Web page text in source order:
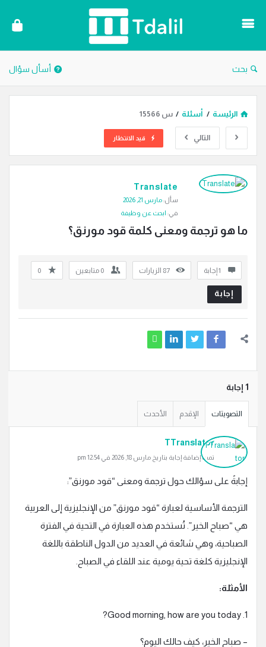
الترجمة
بحث أسأل سؤال
الرئيسة / أسئلة / س 15566
التالي قيد الانتظار
دليل
الترجمة
أسئلة
Translate
سأل:مارس 21, 2026
في: ابحث عن وظيفة
ما هو ترجمة ومعنى كلمة قود مورنق؟
‫1 إجابة 87 الزيارات 0 متابعين 0
إجابة
‫1 إجابة
التصويتات الإقدم الأحدث
TTranslator
تمت إضافة إجابة بتاريخ مارس 18, 2026 في 12:54 pm
إجابةً على سؤالك حول ترجمة ومعنى “قود مورنق”:
الترجمة الأساسية لعبارة “قود مورنق” من الإنجليزية إلى العربية
هي “صباح الخير”. تُستخدم هذه العبارة في التحية في الفترة
الصباحية، وهي شائعة في العديد من الدول الناطقة باللغة
الإنجليزية كلغة تحية يومية عند اللقاء في الصباح.
الأمثلة:
1. Good morning, how are you today?
– صباح الخير، كيف حالك اليوم؟